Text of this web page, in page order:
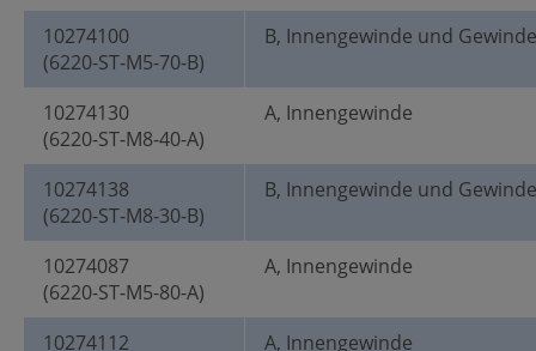
10274100
(6220-ST-M5-70-B)
B, Innengewinde und
10274130
(6220-ST-M8-40-A)
A, Innengewinde
10274138
(6220-ST-M8-30-B)
B, Innengewinde und
10274087
(6220-ST-M5-80-A)
A, Innengewinde
10274112
A, Innengewinde